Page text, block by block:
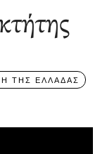
ΤΗΣ ΕΛΛΑΔΑΣ